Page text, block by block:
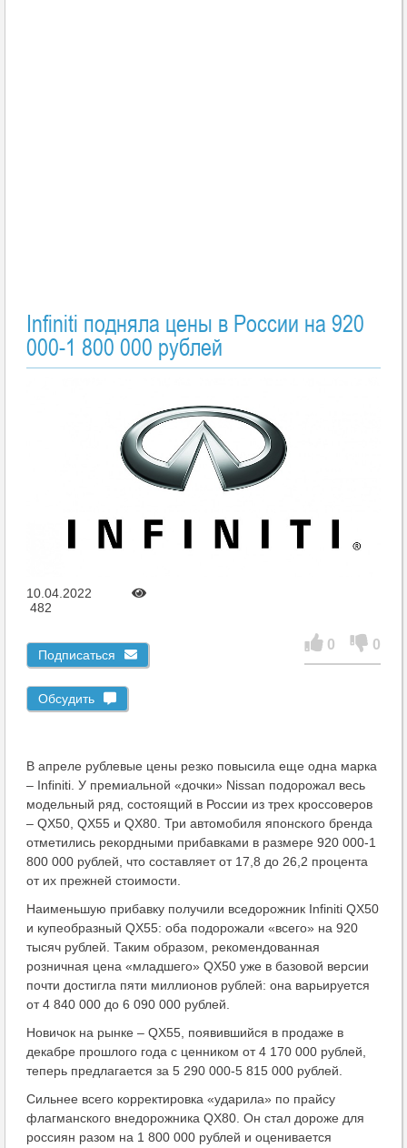
Infiniti подняла цены в России на 920
000-1 800 000 рублей
10.04.2022
482
Подписаться
Обсудить
0 0
В апреле рублевые цены резко повысила еще одна марка
– Infiniti. У премиальной «дочки» Nissan подорожал весь
модельный ряд, состоящий в России из трех кроссоверов
– QX50, QX55 и QX80. Три автомобиля японского бренда
отметились рекордными прибавками в размере 920 000-1
800 000 рублей, что составляет от 17,8 до 26,2 процента
от их прежней стоимости.
Наименьшую прибавку получили вседорожник Infiniti QX50
и купеобразный QX55: оба подорожали «всего» на 920
тысяч рублей. Таким образом, рекомендованная
розничная цена «младшего» QX50 уже в базовой версии
почти достигла пяти миллионов рублей: она варьируется
от 4 840 000 до 6 090 000 рублей.
Новичок на рынке – QX55, появившийся в продаже в
декабре прошлого года с ценником от 4 170 000 рублей,
теперь предлагается за 5 290 000-5 815 000 рублей.
Сильнее всего корректировка «ударила» по прайсу
флагманского внедорожника QX80. Он стал дороже для
россиян разом на 1 800 000 рублей и оценивается